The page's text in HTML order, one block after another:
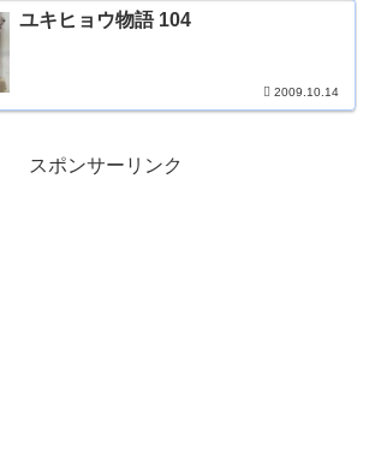
ユキヒョウ物語 104
2009.10.14
スポンサーリンク